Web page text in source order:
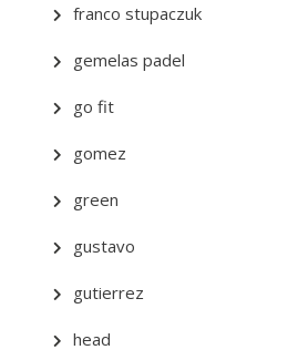
franco stupaczuk
gemelas padel
go fit
gomez
green
gustavo
gutierrez
head